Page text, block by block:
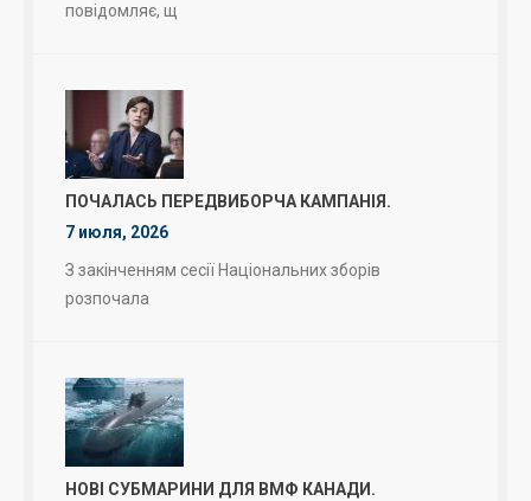
повідомляє, щ
ПОЧАЛАСЬ ПЕРЕДВИБОРЧА КАМПАНІЯ.
7 июля, 2026
З закінченням сесії Національних зборів
розпочала
НОВІ СУБМАРИНИ ДЛЯ ВМФ КАНАДИ.